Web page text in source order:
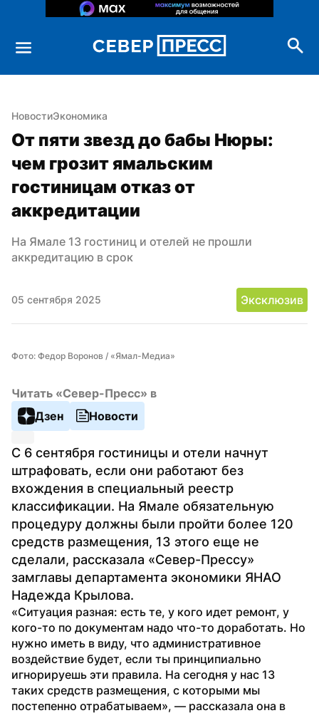
НовостиЭкономика
От пяти звезд до бабы Нюры:
чем грозит ямальским
гостиницам отказ от
аккредитации
На Ямале 13 гостиниц и отелей не прошли
аккредитацию в срок
05 сентября 2025 Эксклюзив
Фото: Федор Воронов / «Ямал-Медиа»
Читать «Север-Пресс» в
Дзен
Новости
С 6 сентября гостиницы и отели начнут
штрафовать, если они работают без
вхождения в специальный реестр
классификации. На Ямале обязательную
процедуру должны были пройти более 120
средств размещения, 13 этого еще не
сделали, рассказала «Север-Прессу»
замглавы департамента экономики ЯНАО
Надежда Крылова.
«Ситуация разная: есть те, у кого идет ремонт, у
кого-то по документам надо что-то доработать. Но
нужно иметь в виду, что административное
воздействие будет, если ты принципиально
игнорируешь эти правила. На сегодня у нас 13
таких средств размещения, с которыми мы